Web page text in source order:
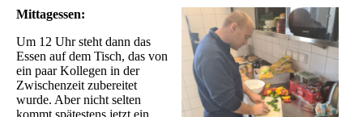
Mittagessen:
Um 12 Uhr steht dann das
Essen auf dem Tisch, das von
ein paar Kollegen in der
Zwischenzeit zubereitet
wurde. Aber nicht selten